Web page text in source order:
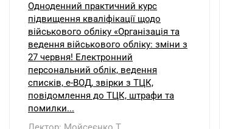
Одноденний практичний курс
підвищення кваліфікації щодо
військового обліку «Організація та
ведення військового обліку: зміни з
27 червня! Електронний
персональний облік, ведення
списків, е-ВОД, звірки з ТЦК,
повідомлення до ТЦК, штрафи та
помилки...